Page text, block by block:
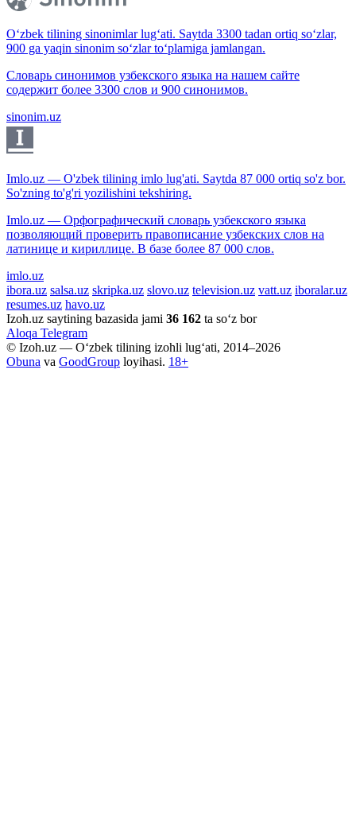
O‘zbek tilining sinonimlar lug‘ati. Saytda 3300 tadan ortiq so‘zlar,
900 ga yaqin sinonim so‘zlar to‘plamiga jamlangan.
Словарь синонимов узбекского языка на нашем сайте
содержит более 3300 слов и 900 синонимов.
sinonim.uz
Imlo.uz — O'zbek tilining imlo lug'ati. Saytda 87 000 ortiq so'z bor.
So'zning to'g'ri yozilishini tekshiring.
Imlo.uz — Орфографический словарь узбекского языка
позволяющий проверить правописание узбекских слов на
латинице и кириллице. В базе более 87 000 слов.
imlo.uz
ibora.uz salsa.uz skripka.uz slovo.uz television.uz vatt.uz iboralar.uz
resumes.uz havo.uz
Izoh.uz saytining bazasida jami 36 162 ta so‘z bor
Aloqa Telegram
© Izoh.uz — O‘zbek tilining izohli lug‘ati, 2014–2026
Obuna va GoodGroup loyihasi. 18+